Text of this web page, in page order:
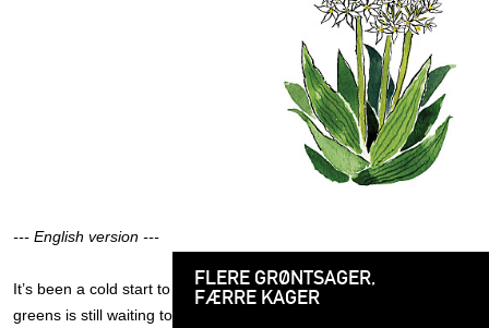
FLERE GRØNTSAGER,
FÆRRE KAGER
--- English version ---
It’s been a cold start to the year, and the great abundance of fresh
greens is still waiting to appear. We hope you’re enjoying your